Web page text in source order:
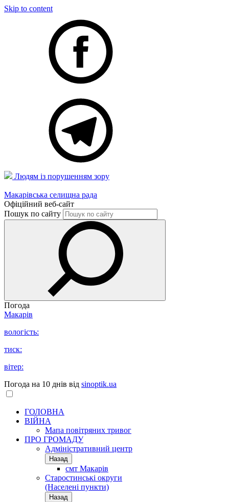
Skip to content
Людям із порушенням зору
Макарівська селищна рада
Офіційний веб-сайт
Пошук по сайту
Погода
Макарів
вологість:
тиск:
вітер:
Погода на 10 днів від sinoptik.ua
ГОЛОВНА
ВІЙНА
Мапа повітряних тривог
ПРО ГРОМАДУ
Aдміністративний центр
Назад
смт Макарів
Старостинські округи
(Населені пункти)
Назад